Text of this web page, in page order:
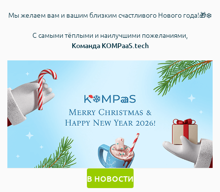
Мы желаем вам и вашим близким счастливого Нового года!🎁❄️
С самыми тёплыми и наилучшими пожеланиями,
Команда KOMPaaS.tech
В НОВОСТИ